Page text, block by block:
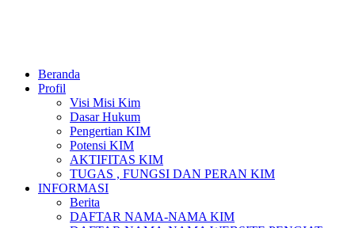
Beranda
Profil
Visi Misi Kim
Dasar Hukum
Pengertian KIM
Potensi KIM
AKTIFITAS KIM
TUGAS , FUNGSI DAN PERAN KIM
INFORMASI
Berita
DAFTAR NAMA-NAMA KIM